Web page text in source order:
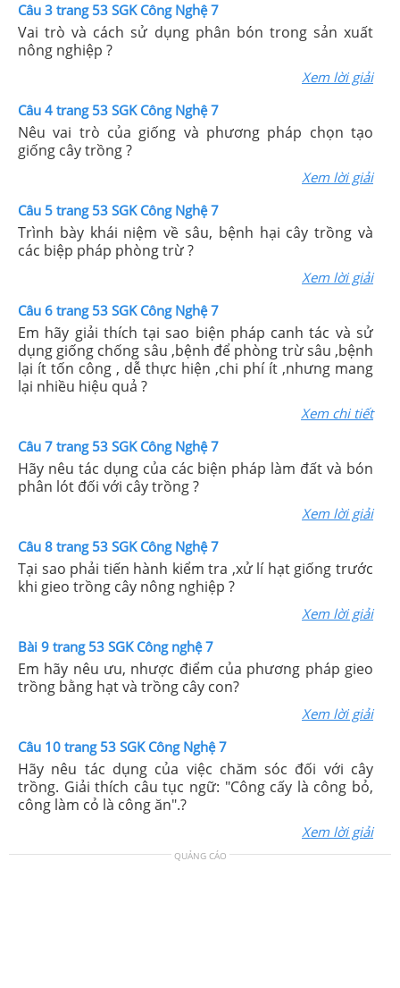
Câu 3 trang 53 SGK Công Nghệ 7
Vai trò và cách sử dụng phân bón trong sản xuất
nông nghiệp ?
Xem lời giải
Câu 4 trang 53 SGK Công Nghệ 7
Nêu vai trò của giống và phương pháp chọn tạo
giống cây trồng ?
Xem lời giải
Câu 5 trang 53 SGK Công Nghệ 7
Trình bày khái niệm về sâu, bệnh hại cây trồng và
các biệp pháp phòng trừ ?
Xem lời giải
Câu 6 trang 53 SGK Công Nghệ 7
Em hãy giải thích tại sao biện pháp canh tác và sử
dụng giống chống sâu ,bệnh để phòng trừ sâu ,bệnh
lại ít tốn công , dễ thực hiện ,chi phí ít ,nhưng mang
lại nhiều hiệu quả ?
Xem chi tiết
Câu 7 trang 53 SGK Công Nghệ 7
Hãy nêu tác dụng của các biện pháp làm đất và bón
phân lót đối với cây trồng ?
Xem lời giải
Câu 8 trang 53 SGK Công Nghệ 7
Tại sao phải tiến hành kiểm tra ,xử lí hạt giống trước
khi gieo trồng cây nông nghiệp ?
Xem lời giải
Bài 9 trang 53 SGK Công nghệ 7
Em hãy nêu ưu, nhược điểm của phương pháp gieo
trồng bằng hạt và trồng cây con?
Xem lời giải
Câu 10 trang 53 SGK Công Nghệ 7
Hãy nêu tác dụng của việc chăm sóc đối với cây
trồng. Giải thích câu tục ngữ: "Công cấy là công bỏ,
công làm cỏ là công ăn".?
Xem lời giải
QUẢNG CÁO